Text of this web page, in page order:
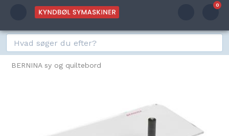
0
BERNINA sy og quiltebord